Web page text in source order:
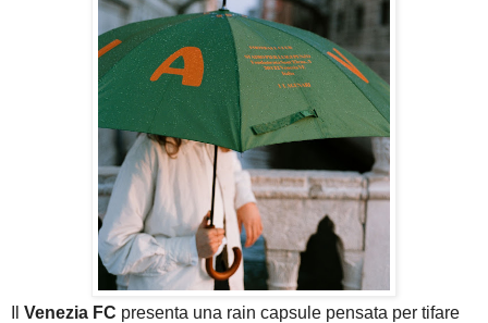
Venezia FC presenta una rain capsule pensata per tifare